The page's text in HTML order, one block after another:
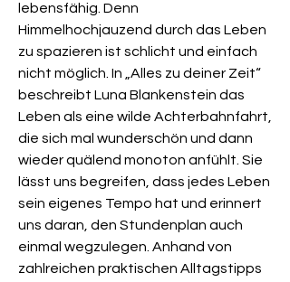
lebensfähig. Denn
Himmelhochjauzend durch das Leben
zu spazieren ist schlicht und einfach
nicht möglich. In „Alles zu deiner Zeit“
beschreibt Luna Blankenstein das
Leben als eine wilde Achterbahnfahrt,
die sich mal wunderschön und dann
wieder quälend monoton anfühlt. Sie
lässt uns begreifen, dass jedes Leben
sein eigenes Tempo hat und erinnert
uns daran, den Stundenplan auch
einmal wegzulegen. Anhand von
zahlreichen praktischen Alltagstipps